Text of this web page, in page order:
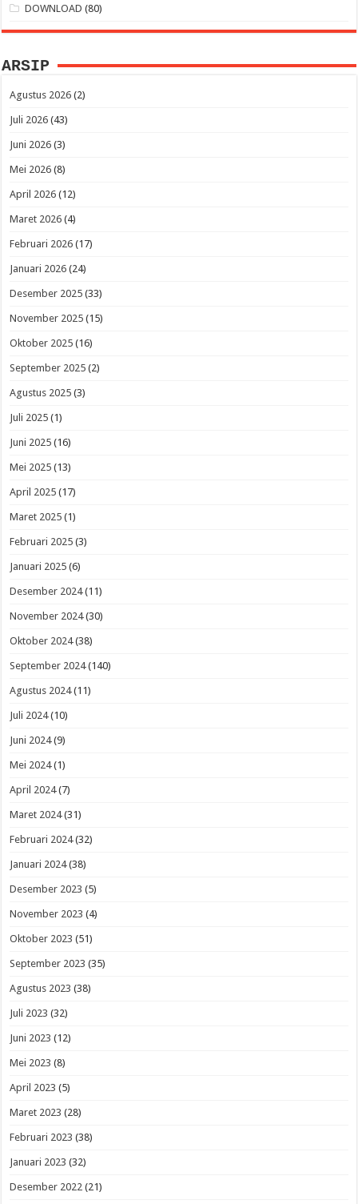
DOWNLOAD (80)
ARSIP
Agustus 2026 (2)
Juli 2026 (43)
Juni 2026 (3)
Mei 2026 (8)
April 2026 (12)
Maret 2026 (4)
Februari 2026 (17)
Januari 2026 (24)
Desember 2025 (33)
November 2025 (15)
Oktober 2025 (16)
September 2025 (2)
Agustus 2025 (3)
Juli 2025 (1)
Juni 2025 (16)
Mei 2025 (13)
April 2025 (17)
Maret 2025 (1)
Februari 2025 (3)
Januari 2025 (6)
Desember 2024(11)
November 2024(30)
Oktober 2024(38)
September 2024(140)
Agustus 2024(11)
Juli 2024(10)
Juni 2024(9)
Mei 2024(1)
April 2024(7)
Maret 2024(31)
Februari 2024(32)
Januari 2024(38)
Desember 2023 (5)
November 2023 (4)
Oktober 2023 (51)
September 2023 (35)
Agustus 2023 (38)
Juli 2023 (32)
Juni 2023 (12)
Mei 2023 (8)
April 2023 (5)
Maret 2023 (28)
Februari 2023 (38)
Januari 2023 (32)
Desember 2022 (21)